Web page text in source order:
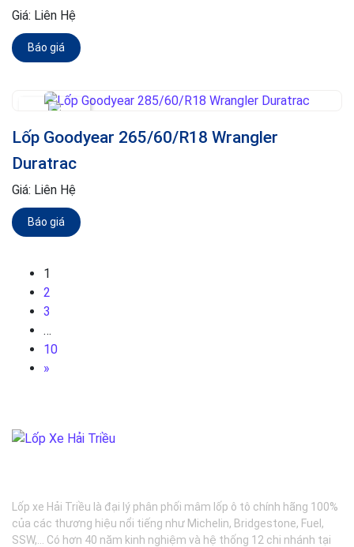
Giá: Liên Hệ
Báo giá
Lốp Goodyear 265/60/R18 Wrangler
Duratrac
Giá: Liên Hệ
Báo giá
1
2
3
…
10
»
Lốp xe Hải Triều là đại lý phân phối mâm lốp ô tô chính hãng 100%
của các thương hiệu nổi tiếng như Michelin, Bridgestone, Fuel,
SSW,... Có hơn 40 năm kinh nghiệm và hệ thống 12 chi nhánh tại